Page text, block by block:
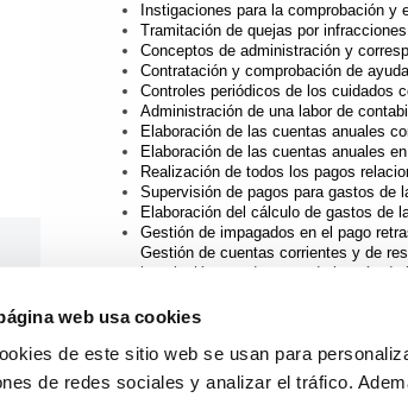
web usa cookies
de este sitio web se usan para
de redes sociales y analizar el tráfico.
Instigaciones para la comprobación y
Tramitación de quejas por
Conceptos de administración y
Contratación y comprobación de
Controles periódicos de los cuidados
Administración de una labor de
Elaboración de las cuentas anuales
Elaboración de las cuentas anuales
Realización de todos los pagos
Supervisión de pagos para gastos de
Elaboración del cálculo de gastos de
Gestión de impagados en el pago
Gestión de cuentas corrientes y de
instalación con devengo de interés de
Representación judicial y
Convocatoria y celebración de la
excepcionales
Registro y realización de las